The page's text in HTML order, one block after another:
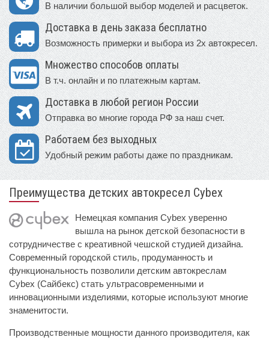
В наличии большой выбор моделей и расцветок.
Доставка в день заказа бесплатно
Возможность примерки и выбора из 2х автокресел.
Множество способов оплаты
В т.ч. онлайн и по платежным картам.
Доставка в любой регион России
Отправка во многие города РФ за наш счет.
Работаем без выходных
Удобный режим работы даже по праздникам.
Преимущества детских автокресел Cybex
Немецкая компания Cybex уверенно
вышла на рынок детской безопасности в
сотрудничестве с креативной чешской студией дизайна.
Современный городской стиль, продуманность и
функциональность позволили детским автокреслам
Cybex (Сайбекс) стать ультрасовременными и
инновационными изделиями, которые используют многие
знаменитости.
Производственные мощности данного производителя, как